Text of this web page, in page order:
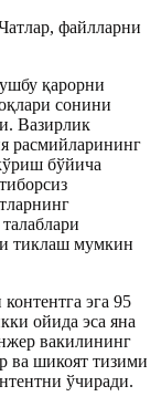
файлларни
қарорни
сонини
Вазирлик
расмийларининг
бўйича
тиклаш мумкин
эга 95
ойида эса яна
вакилининг
ва шикоят тизими
ўчиради.